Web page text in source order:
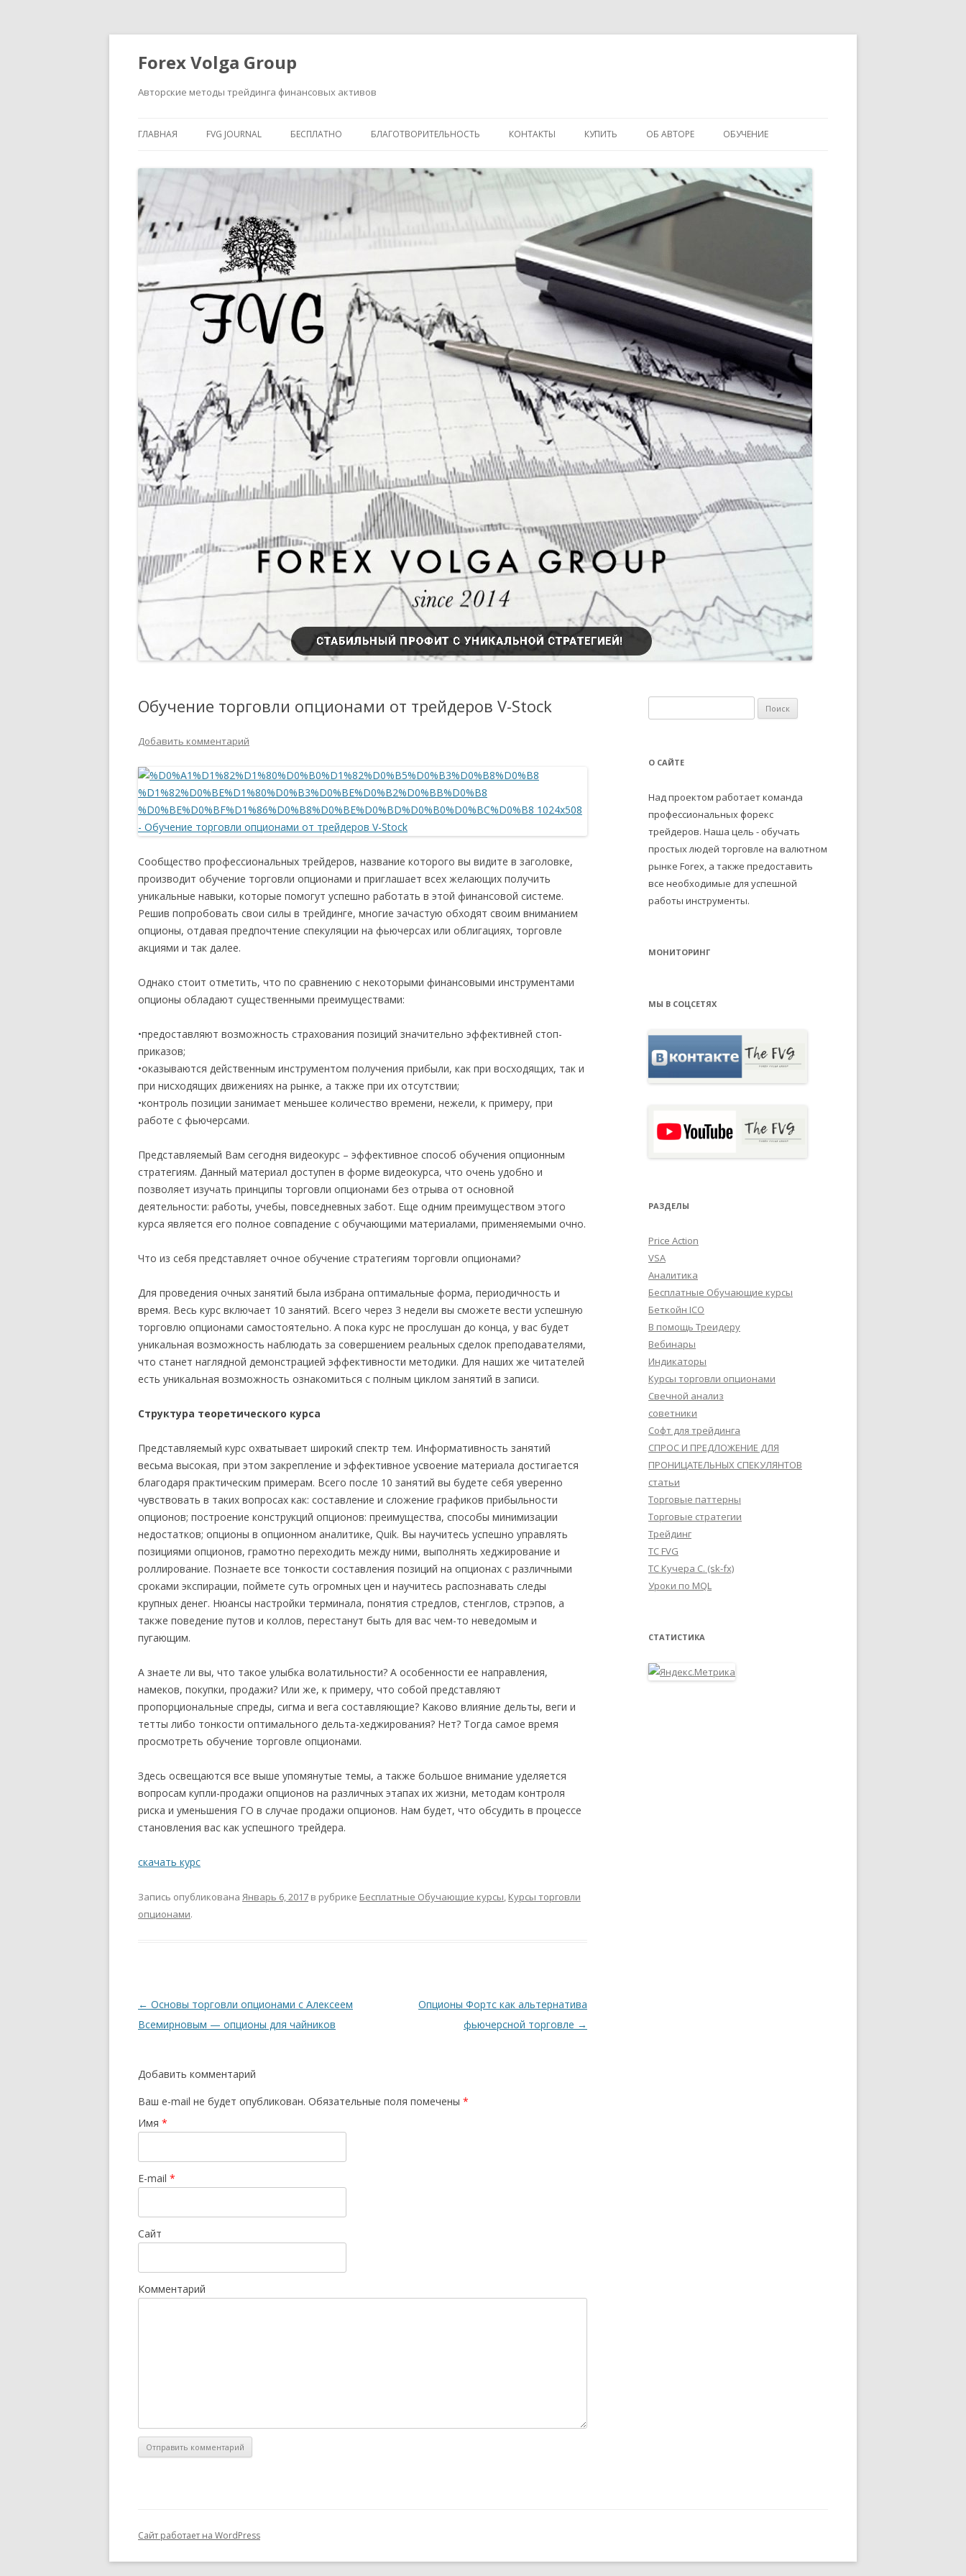
Forex Volga Group
Авторские методы трейдинга финансовых активов
ГЛАВНАЯ FVG JOURNAL БЕСПЛАТНО БЛАГОТВОРИТЕЛЬНОСТЬ КОНТАКТЫ КУПИТЬ ОБ АВТОРЕ ОБУЧЕНИЕ
Обучение торговли опционами от трейдеров V-Stock
Добавить комментарий
Сообщество профессиональных трейдеров, название которого вы видите в заголовке,
производит обучение торговли опционами и приглашает всех желающих получить
уникальные навыки, которые помогут успешно работать в этой финансовой системе.
Решив попробовать свои силы в трейдинге, многие зачастую обходят своим вниманием
опционы, отдавая предпочтение спекуляции на фьючерсах или облигациях, торговле
акциями и так далее.
Однако стоит отметить, что по сравнению с некоторыми финансовыми инструментами
опционы обладают существенными преимуществами:
•предоставляют возможность страхования позиций значительно эффективней стоп-
приказов;
•оказываются действенным инструментом получения прибыли, как при восходящих, так и
при нисходящих движениях на рынке, а также при их отсутствии;
•контроль позиции занимает меньшее количество времени, нежели, к примеру, при
работе с фьючерсами.
Представляемый Вам сегодня видеокурс – эффективное способ обучения опционным
стратегиям. Данный материал доступен в форме видеокурса, что очень удобно и
позволяет изучать принципы торговли опционами без отрыва от основной
деятельности: работы, учебы, повседневных забот. Еще одним преимуществом этого
курса является его полное совпадение с обучающими материалами, применяемыми очно.
Что из себя представляет очное обучение стратегиям торговли опционами?
Для проведения очных занятий была избрана оптимальные форма, периодичность и
время. Весь курс включает 10 занятий. Всего через 3 недели вы сможете вести успешную
торговлю опционами самостоятельно. А пока курс не прослушан до конца, у вас будет
уникальная возможность наблюдать за совершением реальных сделок преподавателями,
что станет наглядной демонстрацией эффективности методики. Для наших же читателей
есть уникальная возможность ознакомиться с полным циклом занятий в записи.
Структура теоретического курса
Представляемый курс охватывает широкий спектр тем. Информативность занятий
весьма высокая, при этом закрепление и эффективное усвоение материала достигается
благодаря практическим примерам. Всего после 10 занятий вы будете себя уверенно
чувствовать в таких вопросах как: составление и сложение графиков прибыльности
опционов; построение конструкций опционов: преимущества, способы минимизации
недостатков; опционы в опционном аналитике, Quik. Вы научитесь успешно управлять
позициями опционов, грамотно переходить между ними, выполнять хеджирование и
роллирование. Познаете все тонкости составления позиций на опционах с различными
сроками экспирации, поймете суть огромных цен и научитесь распознавать следы
крупных денег. Нюансы настройки терминала, понятия стредлов, стенглов, стрэпов, а
также поведение путов и коллов, перестанут быть для вас чем-то неведомым и
пугающим.
А знаете ли вы, что такое улыбка волатильности? А особенности ее направления,
намеков, покупки, продажи? Или же, к примеру, что собой представляют
пропорциональные спреды, сигма и вега составляющие? Каково влияние дельты, веги и
тетты либо тонкости оптимального дельта-хеджирования? Нет? Тогда самое время
просмотреть обучение торговле опционами.
Здесь освещаются все выше упомянутые темы, а также большое внимание уделяется
вопросам купли-продажи опционов на различных этапах их жизни, методам контроля
риска и уменьшения ГО в случае продажи опционов. Нам будет, что обсудить в процессе
становления вас как успешного трейдера.
скачать курс
Запись опубликована Январь 6, 2017 в рубрике Бесплатные Обучающие курсы, Курсы торговли
опционами.
Навигация
по
← Основы торговли опционами с Алексеем
Всемирновым — опционы для чайников
Опционы Фортс как альтернатива
фьючерсной торговле →
Добавить комментарий
Ваш e-mail не будет опубликован. Обязательные поля помечены *
Имя *
E-mail *
Сайт
Комментарий
а
т
:
О САЙТЕ
Над проектом работает команда
профессиональных форекс
трейдеров. Наша цель - обучать
простых людей торговле на валютном
рынке Forex, а также предоставить
все необходимые для успешной
работы инструменты.
МОНИТОРИНГ
МЫ В СОЦСЕТЯХ
РАЗДЕЛЫ
Price Action
VSA
Аналитика
Бесплатные Обучающие курсы
Беткойн ICO
В помощь Треидеру
Вебинары
Индикаторы
Курсы торговли опционами
Свечной анализ
советники
Софт для трейдинга
СПРОС И ПРЕДЛОЖЕНИЕ ДЛЯ
ПРОНИЦАТЕЛЬНЫХ СПЕКУЛЯНТОВ
статьи
Торговые паттерны
Торговые стратегии
Трейдинг
ТС FVG
ТС Кучера С. (sk-fx)
Уроки по MQL
СТАТИСТИКА
Сайт работает на WordPress